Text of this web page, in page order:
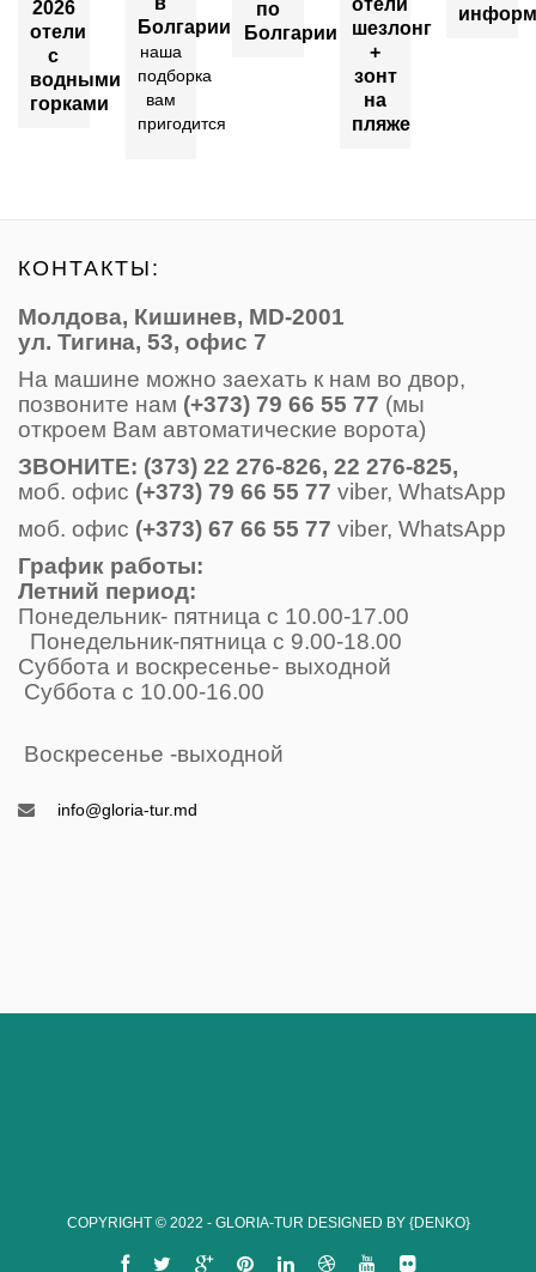
2026
отели
с
водными
горками
Болгарии
наша
подборка
вам
пригодится
по
Болгарии
шезлонг
+
зонт
на
пляже
КОНТАКТЫ:
Молдова, Кишинев, MD-2001
ул. Тигина, 53, офис 7
На машине можно заехать к нам во двор,
позвоните нам (+373) 79 66 55 77 (мы
откроем Вам автоматические ворота)
ЗВОНИТE: (373) 22 276-826, 22 276-825,
моб. офис (+373) 79 66 55 77 viber, WhatsApp
моб. офис (+373) 67 66 55 77 viber, WhatsApp
График работы:
Летний период:
Понедельник- пятница с 10.00-17.00
Понедельник-пятница с 9.00-18.00
Суббота и воскресенье- выходной
Суббота с 10.00-16.00
Воскресенье -выходной
info@gloria-tur.md
COPYRIGHT © 2022 - GLORIA-TUR DESIGNED BY {DENKO}